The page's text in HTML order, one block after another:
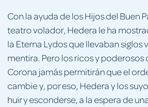
Con la ayuda de los Hijos del Buen
teatro volador, Hedera le ha
la Eterna Lydos que llevaban siglos
mentira. Pero los ricos y poderosos
Corona jamás permitirán que el
cambie y, por eso, Hedera y los
huir y esconderse, a la espera de